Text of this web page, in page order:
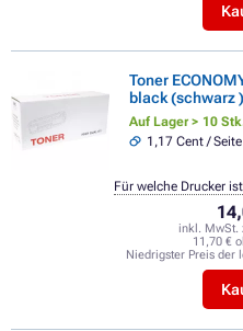
Toner
black (schwarz )
Auf Lager > 10
1,17 Cent / Seite
inkl. MwSt.
11,70 €
Niedrigster Preis der
Für welche Drucker